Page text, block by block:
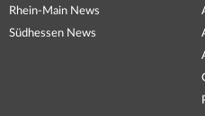
Rhein-Main News
Südhessen News